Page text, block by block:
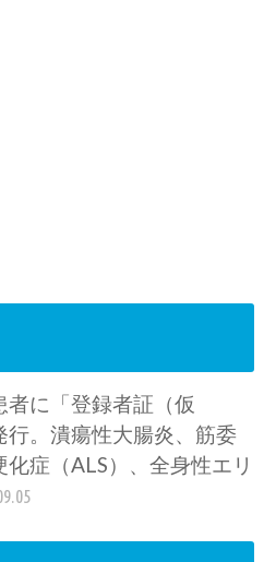
者に「登録者証（仮
行。潰瘍性大腸炎、筋委
化症（ALS）、全身性エリ